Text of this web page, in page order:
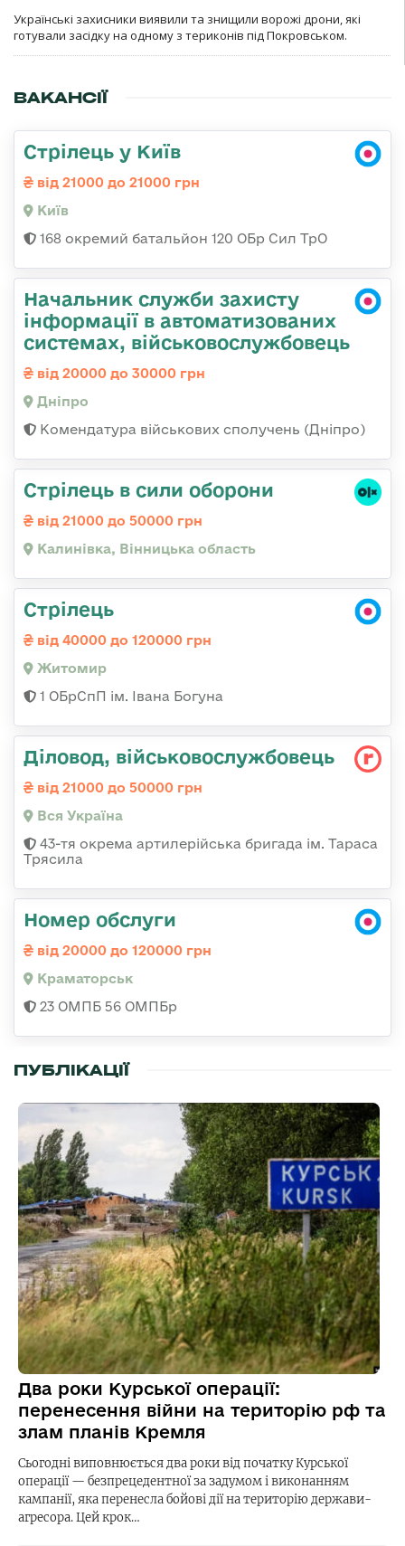
Українські захисники виявили та знищили ворожі дрони, які
готували засідку на одному з териконів під Покровськом.
ВАКАНСІЇ
Стрілець у Київ
від 21000 до 21000 грн
Київ
168 окремий батальйон 120 ОБр Cил ТрО
Начальник служби захисту
інформації в автоматизованих
системах, військовослужбовець
від 20000 до 30000 грн
Дніпро
Комендатура військових сполучень (Дніпро)
Стрілець в сили оборони
від 21000 до 50000 грн
Калинівка, Вінницька область
Стрілець
від 40000 до 120000 грн
Житомир
1 ОБрСпП ім. Івана Богуна
Діловод, військовослужбовець
від 21000 до 50000 грн
Вся Україна
43-тя окрема артилерійська бригада ім. Тараса
Трясила
Номер обслуги
від 20000 до 120000 грн
Краматорськ
23 ОМПБ 56 ОМПБр
ПУБЛІКАЦІЇ
Два роки Курської операції:
перенесення війни на територію рф та
злам планів Кремля
Сьогодні виповнюється два роки від початку Курської
операції — безпрецедентної за задумом і виконанням
кампанії, яка перенесла бойові дії на територію держави-
агресора. Цей крок…